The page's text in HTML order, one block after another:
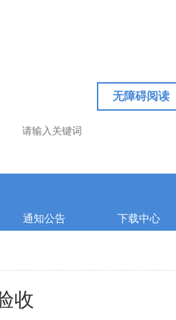
无障碍阅读
通知公告 下载中心
收